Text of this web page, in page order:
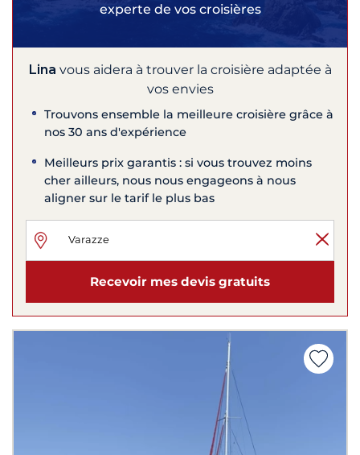
experte de vos croisières
Lina vous aidera à trouver la croisière adaptée à
vos envies
Trouvons ensemble la meilleure croisière grâce à
nos 30 ans d'expérience
Meilleurs prix garantis : si vous trouvez moins
cher ailleurs, nous nous engageons à nous
aligner sur le tarif le plus bas
Recevoir mes devis gratuits